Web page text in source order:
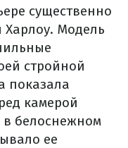
существенно
Модель
стройной
показала
камерой
белоснежном
ее